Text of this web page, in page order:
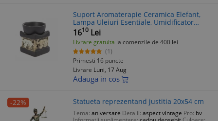
Suport Aromaterapie Ceramica Elefant,
Lampa Uleiuri Esentiale, Umidificator
Camera, Decoratiune Casa
1610 Lei
Livrare gratuita la comenzile de 400 lei
(1)
Primesti 16 puncte
Livrare Luni, 17 Aug
Adauga in cos
-22% Statueta reprezentand justitia 20x54 cm
Tema: aniversare Detalii: aspect vintage Pro: bv